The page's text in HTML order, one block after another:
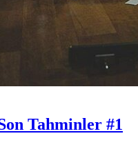
Tahminler #1